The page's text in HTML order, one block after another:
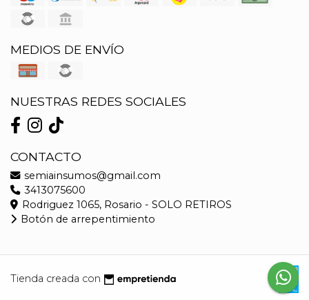
MEDIOS DE ENVÍO
NUESTRAS REDES SOCIALES
CONTACTO
semiainsumos@gmail.com
3413075600
Rodriguez 1065, Rosario - SOLO RETIROS
Botón de arrepentimiento
Tienda creada con